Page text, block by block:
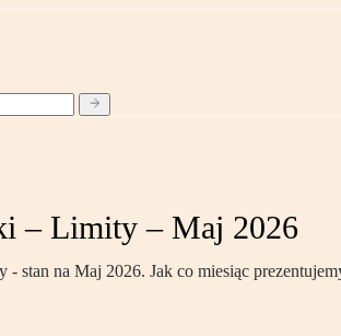
– Limity – Maj 2026
stan na Maj 2026. Jak co miesiąc